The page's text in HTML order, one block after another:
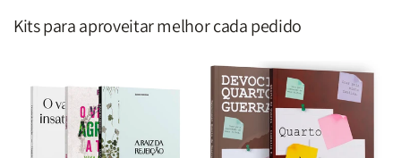
Kits para aproveitar melhor cada pedido